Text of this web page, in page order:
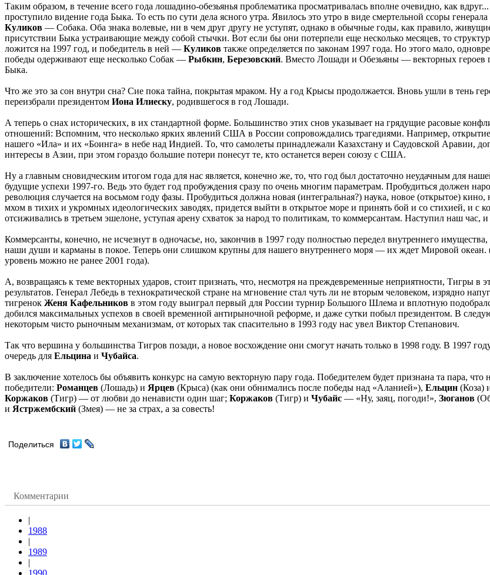
Таким образом, в течение всего года лошадино-обезьянья проблематика просматривалась вполне очевидно, как
проступило видение года Быка. То есть по сути дела ясного утра. Явилось это утро в виде смертельной ссоры генерала
Куликов — Собака. Оба знака волевые, ни в чем друг другу не уступят, однако в обычные годы, как правило,
присутствии Быка устраивающие между собой стычки. Вот если бы они потерпели еще несколько месяцев, то
ложится на 1997 год, и победитель в ней — Куликов также определяется по законам 1997 года. Но этого мало,
победы одерживают еще несколько Собак — Рыбкин, Березовский. Вместо Лошади и Обезьяны — векторных героев
Быка.
Что же это за сон внутри сна? Сие пока тайна, покрытая мраком. Ну а год Крысы продолжается. Вновь ушли в тень
переизбрали президентом Иона Илиеску, родившегося в год Лошади.
А теперь о снах исторических, в их стандартной форме. Большинство этих снов указывает на грядущие расовые
отношений: Вспомним, что несколько ярких явлений США в России сопровождались трагедиями. Например, открытие
нашего «Ила» и их «Боинга» в небе над Индией. То, что самолеты принадлежали Казахстану и Саудовской Аравии,
интересы в Азии, при этом гораздо большие потери понесут те, кто останется верен союзу с США.
Ну а главным сновидческим итогом года для нас является, конечно же, то, что год был достаточно неудачным для
будущие успехи 1997-го. Ведь это будет год пробуждения сразу по очень многим параметрам. Пробудиться должен
революция случается на восьмом году фазы. Пробудиться должна новая (интегральная?) наука, новое (открытое)
мхом в тихих и укромных идеологических заводях, придется выйти в открытое море и принять бой и со стихией, и с
отсиживались в третьем эшелоне, уступая арену схваток за народ то политикам, то коммерсантам. Наступил наш час,
Коммерсанты, конечно, не исчезнут в одночасье, но, закончив в 1997 году полностью передел внутреннего
наши души и карманы в покое. Теперь они слишком крупны для нашего внутреннего моря — их ждет Мировой
уровень можно не ранее 2001 года).
А, возвращаясь к теме векторных ударов, стоит признать, что, несмотря на преждевременные неприятности, Тигры в
результатов. Генерал Лебедь в технократической стране на мгновение стал чуть ли не вторым человеком, изрядно
тигренок Женя Кафельников в этом году выиграл первый для России турнир Большого Шлема и вплотную
добился максимальных успехов в своей временной антирыночной реформе, и даже сутки побыл президентом. В
некоторым чисто рыночным механизмам, от которых так спасительно в 1993 году нас увел Виктор Степанович.
Так что вершина у большинства Тигров позади, а новое восхождение они смогут начать только в 1998 году. В 1997
очередь для Ельцина и Чубайса.
В заключение хотелось бы объявить конкурс на самую векторную пару года. Победителем будет признана та пара,
победители: Романцев (Лошадь) и Ярцев (Крыса) (как они обнимались после победы над «Аланией»), Ельцин (Коза)
Коржаков (Тигр) — от любви до ненависти один шаг; Коржаков (Тигр) и Чубайс — «Ну, заяц, погоди!», Зюганов
и Ястржембский (Змея) — не за страх, а за совесть!
Поделиться
Комментарии
|
1988
|
1989
|
1990